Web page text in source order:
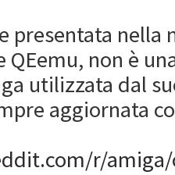
presentata nella
non è
utilizzata dal
aggiornata
r/